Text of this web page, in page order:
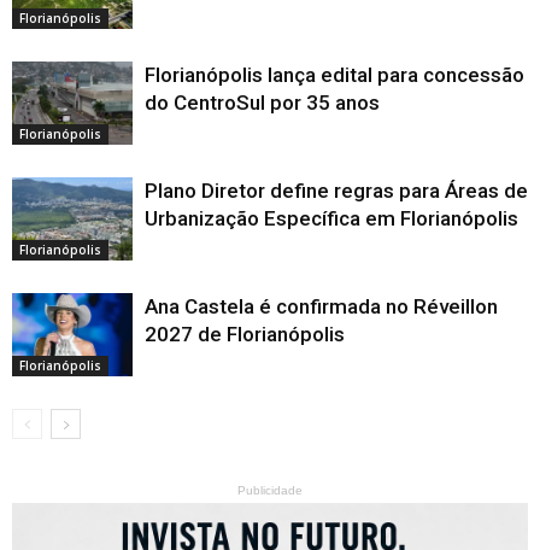
Florianópolis
Florianópolis
Florianópolis lança edital para concessão
do CentroSul por 35 anos
Florianópolis
Plano Diretor define regras para Áreas de
Urbanização Específica em Florianópolis
Florianópolis
Ana Castela é confirmada no Réveillon
2027 de Florianópolis
Publicidade